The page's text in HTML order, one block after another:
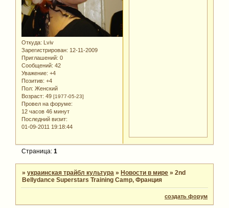
Откуда: Lviv
Зарегистрирован: 12-11-2009
Приглашений: 0
Сообщений: 42
Уважение: +4
Позитив: +4
Пол: Женский
Возраст: 49 [1977-05-23]
Провел на форуме:
12 часов 46 минут
Последний визит:
01-09-2011 19:18:44
Страница:1
»украинская трайбл культура » Новости в мире »2nd
Bellydance Superstars Training Camp, Франция
создать форум